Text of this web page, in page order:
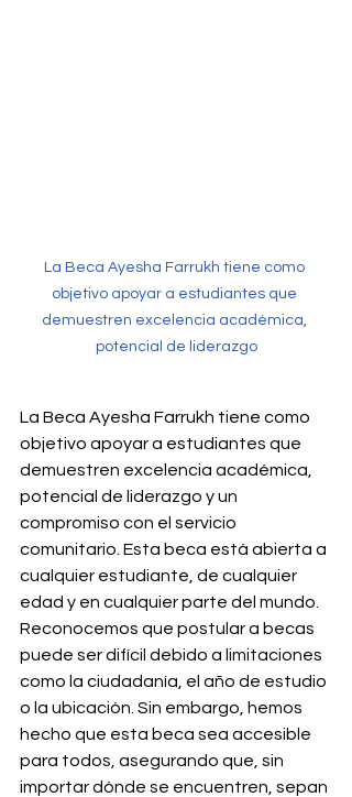
La Beca Ayesha Farrukh tiene como
objetivo apoyar a estudiantes que
demuestren excelencia académica,
potencial de liderazgo
La Beca Ayesha Farrukh tiene como
objetivo apoyar a estudiantes que
demuestren excelencia académica,
potencial de liderazgo y un
compromiso con el servicio
comunitario. Esta beca está abierta a
cualquier estudiante, de cualquier
edad y en cualquier parte del mundo.
Reconocemos que postular a becas
puede ser difícil debido a limitaciones
como la ciudadanía, el año de estudio
o la ubicación. Sin embargo, hemos
hecho que esta beca sea accesible
para todos, asegurando que, sin
importar dónde se encuentren, sepan